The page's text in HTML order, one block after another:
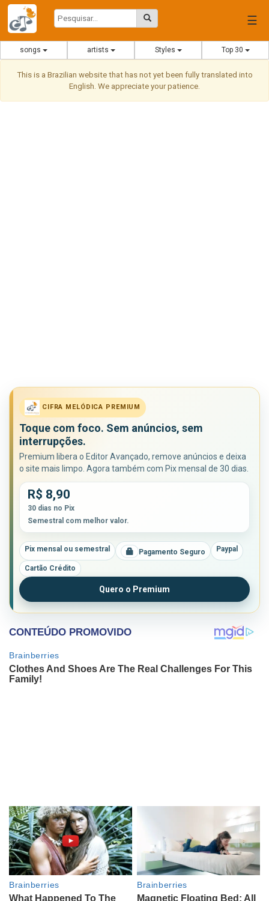
☰
songs artists Styles Top 30
This is a Brazilian website that has not yet been fully translated into
English. We appreciate your patience.
CIFRA MELÓDICA PREMIUM
Toque com foco. Sem anúncios, sem
interrupções.
Premium libera o Editor Avançado, remove anúncios e deixa
o site mais limpo. Agora também com Pix mensal de 30 dias.
R$ 8,90
30 dias no Pix
Semestral com melhor valor.
Pix mensal ou semestral Pagamento Seguro Paypal
Cartão Crédito
Quero o Premium